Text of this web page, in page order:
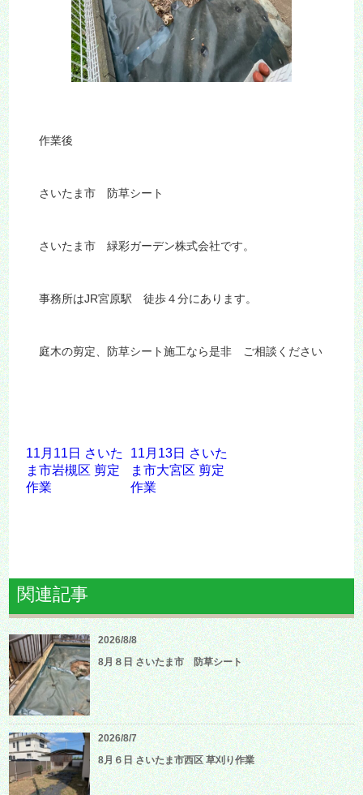
作業後
さいたま市 防草シート
さいたま市 緑彩ガーデン株式会社です。
事務所はJR宮原駅 徒歩４分にあります。
庭木の剪定、防草シート施工なら是非 ご相談ください
11月11日 さいた
ま市岩槻区 剪定
作業
11月13日 さいた
ま市大宮区 剪定
作業
関連記事
2026/8/8
8月８日 さいたま市 防草シート
2026/8/7
8月６日 さいたま市西区 草刈り作業